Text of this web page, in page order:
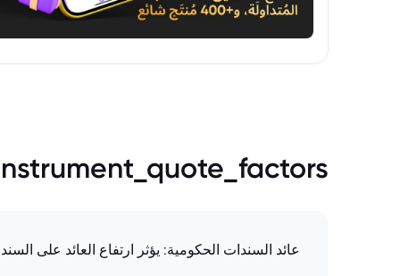
عائد السندات الحكومية: يؤثر ارتفاع العائد على